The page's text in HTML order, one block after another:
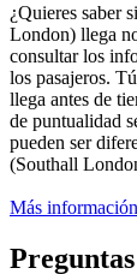
¿Quieres saber
London) llega
consultar los
los pasajeros.
llega antes de
de puntualidad
pueden ser
(Southall
Más